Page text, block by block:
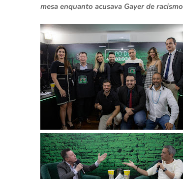
mesa enquanto acusava Gayer de racismo